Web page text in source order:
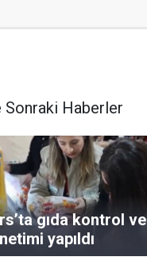
Sonraki Haberler
gıda kontrol ve
yapıldı